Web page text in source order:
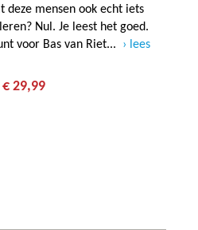
deze mensen ook echt iets
Nul. Je leest het goed.
voor Bas van Riet...
lees
€ 29,99